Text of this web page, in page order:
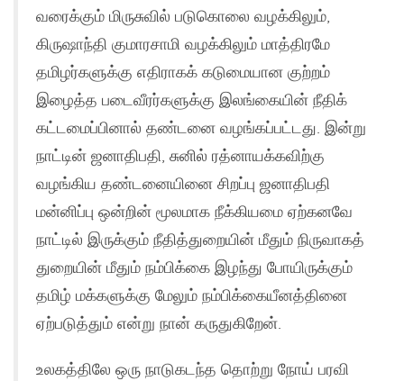
வரைக்கும் மிருசுவில் படுகொலை வழக்கிலும்,
கிருஷாந்தி குமாரசாமி வழக்கிலும் மாத்திரமே
தமிழர்களுக்கு எதிராகக் கடுமையான‌ குற்றம்
இழைத்த படைவீரர்களுக்கு இலங்கையின் நீதிக்
கட்டமைப்பினால் தண்டனை வழங்கப்பட்டது. இன்று
நாட்டின் ஜனாதிபதி, சுனில் ரத்னாயக்கவிற்கு
வழங்கிய தண்டனையினை சிறப்பு ஜனாதிபதி
மன்னிப்பு ஒன்றின் மூலமாக நீக்கியமை ஏற்கனவே
நாட்டில் இருக்கும் நீதித்துறையின் மீதும் நிருவாகத்
துறையின் மீதும் நம்பிக்கை இழந்து போயிருக்கும்
தமிழ் மக்களுக்கு மேலும் நம்பிக்கையீனத்தினை
ஏற்படுத்தும் என்று நான் கருதுகிறேன்.
உலகத்திலே ஒரு நாடுகடந்த தொற்று நோய் பரவி